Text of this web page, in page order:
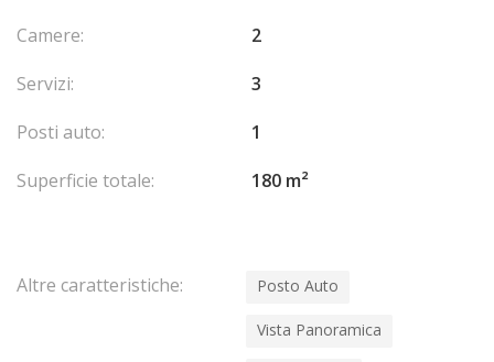
Camere:
2
Servizi:
3
Posti auto:
1
Superficie totale:
180 m²
Altre caratteristiche: Posto Auto
Vista Panoramica